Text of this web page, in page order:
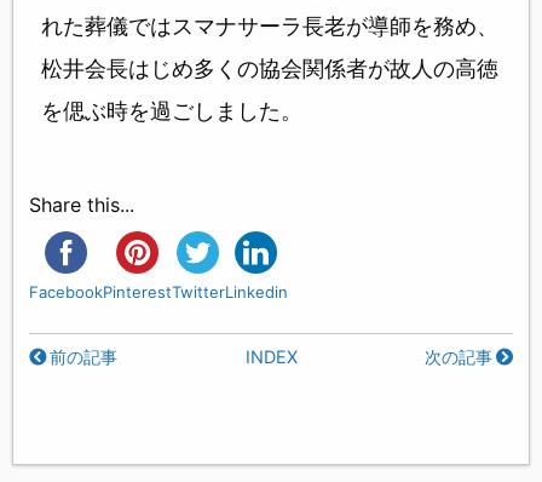
れた葬儀ではスマナサーラ長老が導師を務め、
松井会長はじめ多くの協会関係者が故人の高徳
を偲ぶ時を過ごしました。
Share this...
FacebookPinterestTwitterLinkedin
前の記事 INDEX 次の記事